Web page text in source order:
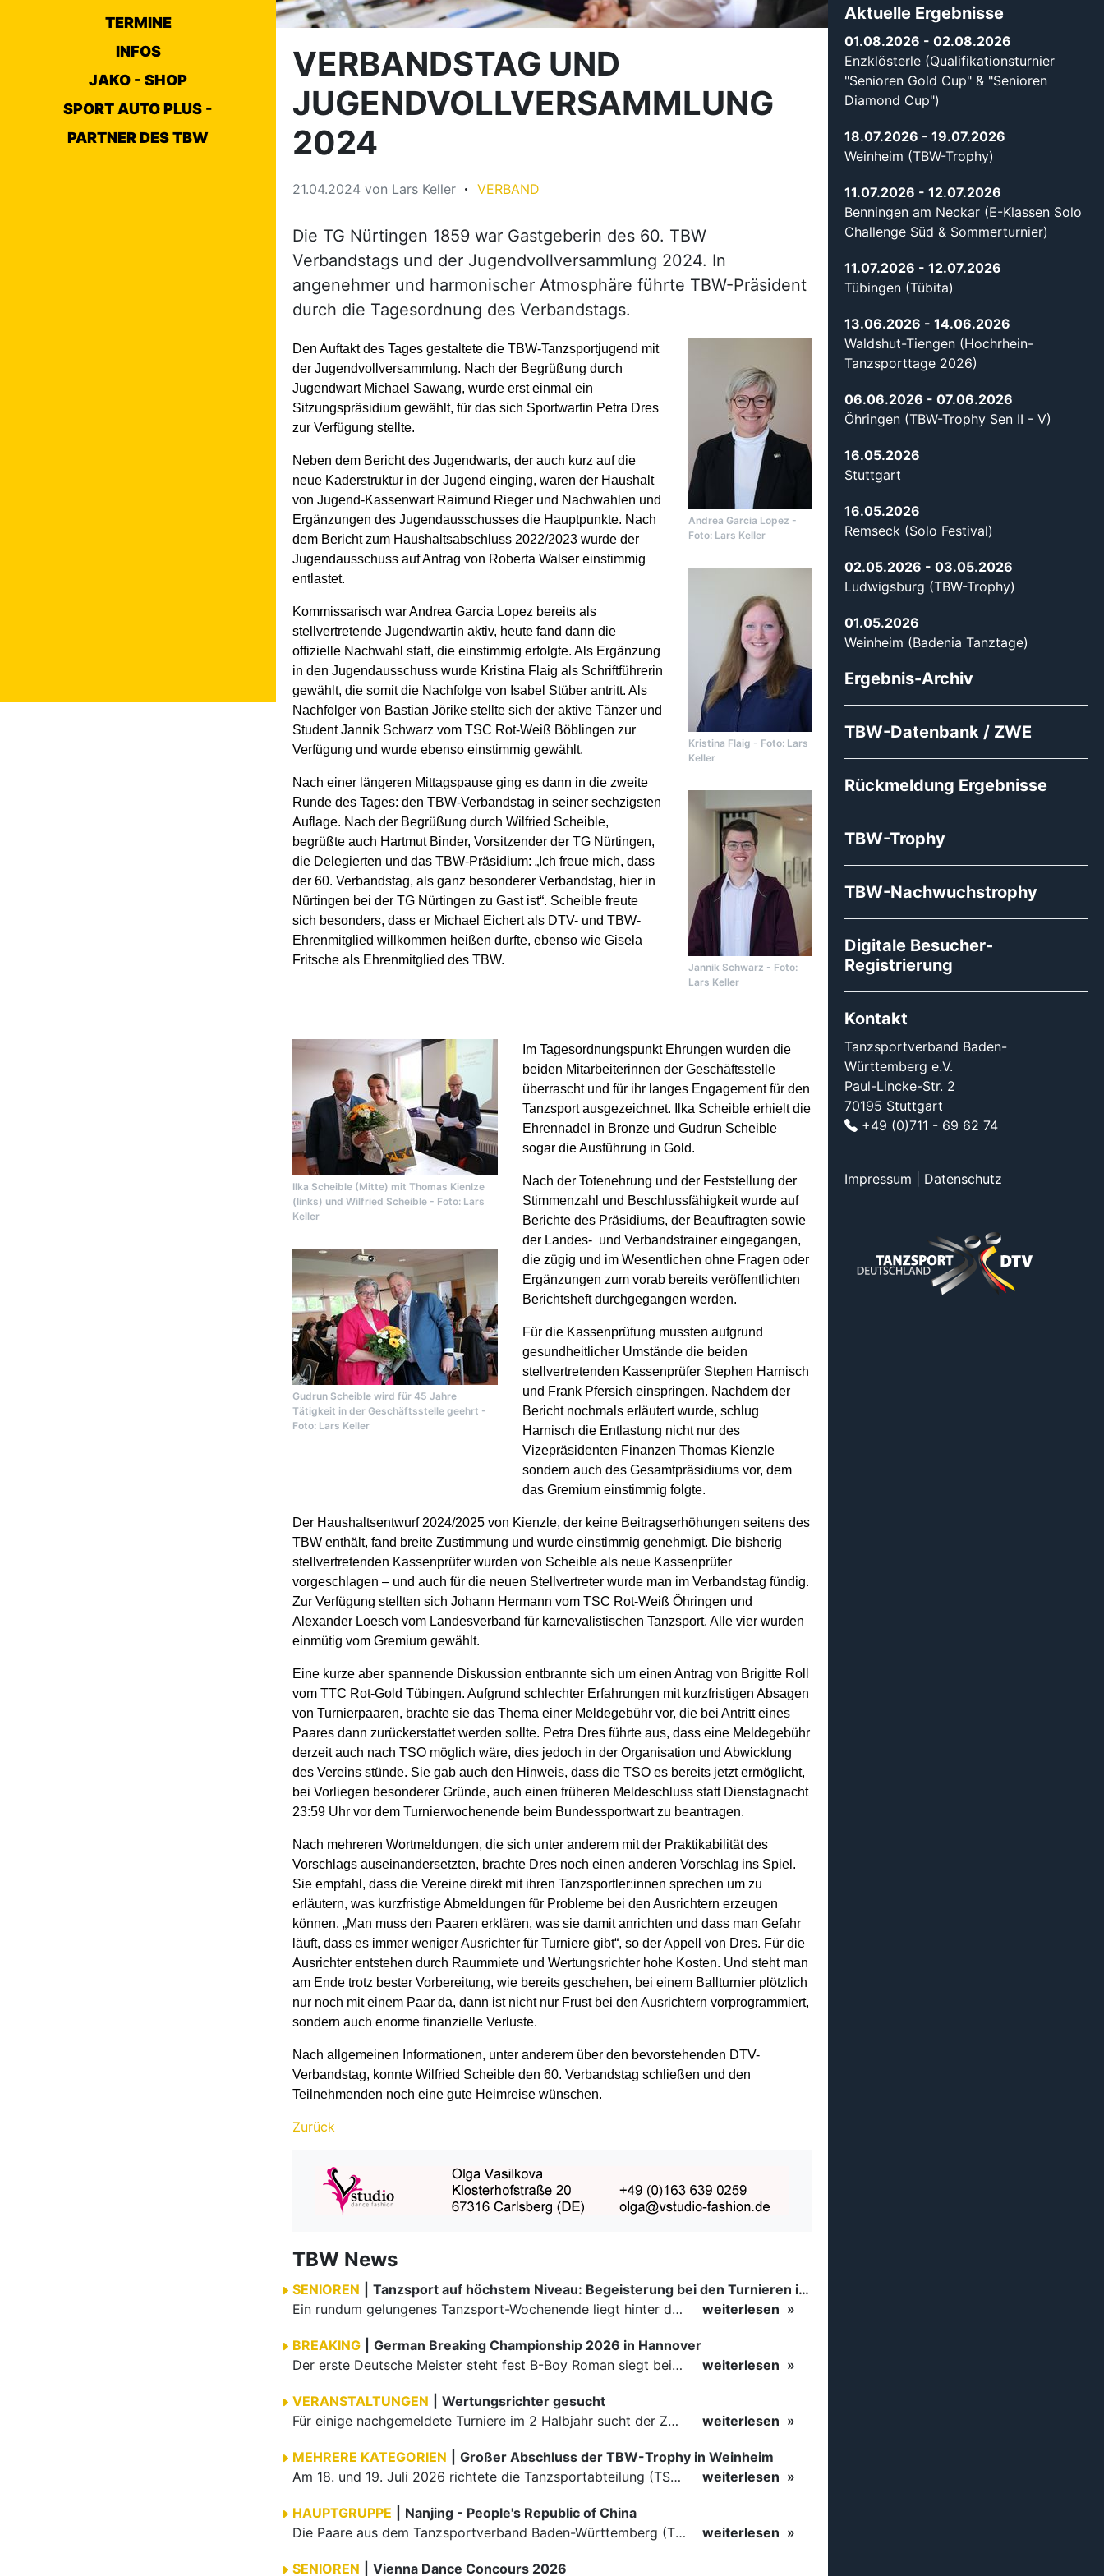
TERMINE
INFOS
JAKO - SHOP
SPORT AUTO PLUS -
PARTNER DES TBW
VERBANDSTAG UND
JUGENDVOLLVERSAMMLUNG
2024
21.04.2024 von Lars Keller VERBAND
Die TG Nürtingen 1859 war Gastgeberin des 60. TBW
Verbandstags und der Jugendvollversammlung 2024. In
angenehmer und harmonischer Atmosphäre führte TBW-Präsident
durch die Tagesordnung des Verbandstags.
Andrea Garcia Lopez -
Foto: Lars Keller
Kristina Flaig - Foto: Lars
Keller
Jannik Schwarz - Foto:
Lars Keller
Den Auftakt des Tages gestaltete die TBW-Tanzsportjugend mit
der Jugendvollversammlung. Nach der Begrüßung durch
Jugendwart Michael Sawang, wurde erst einmal ein
Sitzungspräsidium gewählt, für das sich Sportwartin Petra Dres
zur Verfügung stellte.
Neben dem Bericht des Jugendwarts, der auch kurz auf die
neue Kaderstruktur in der Jugend einging, waren der Haushalt
von Jugend-Kassenwart Raimund Rieger und Nachwahlen und
Ergänzungen des Jugendausschusses die Hauptpunkte. Nach
dem Bericht zum Haushaltsabschluss 2022/2023 wurde der
Jugendausschuss auf Antrag von Roberta Walser einstimmig
entlastet.
Kommissarisch war Andrea Garcia Lopez bereits als
stellvertretende Jugendwartin aktiv, heute fand dann die
offizielle Nachwahl statt, die einstimmig erfolgte. Als Ergänzung
in den Jugendausschuss wurde Kristina Flaig als Schriftführerin
gewählt, die somit die Nachfolge von Isabel Stüber antritt. Als
Nachfolger von Bastian Jörike stellte sich der aktive Tänzer und
Student Jannik Schwarz vom TSC Rot-Weiß Böblingen zur
Verfügung und wurde ebenso einstimmig gewählt.
Nach einer längeren Mittagspause ging es dann in die zweite
Runde des Tages: den TBW-Verbandstag in seiner sechzigsten
Auflage. Nach der Begrüßung durch Wilfried Scheible,
begrüßte auch Hartmut Binder, Vorsitzender der TG Nürtingen,
die Delegierten und das TBW-Präsidium: „Ich freue mich, dass
der 60. Verbandstag, als ganz besonderer Verbandstag, hier in
Nürtingen bei der TG Nürtingen zu Gast ist“. Scheible freute
sich besonders, dass er Michael Eichert als DTV- und TBW-
Ehrenmitglied willkommen heißen durfte, ebenso wie Gisela
Fritsche als Ehrenmitglied des TBW.
Ilka Scheible (Mitte) mit Thomas Kienlze
(links) und Wilfried Scheible - Foto: Lars
Keller
Gudrun Scheible wird für 45 Jahre
Tätigkeit in der Geschäftsstelle geehrt -
Foto: Lars Keller
Im Tagesordnungspunkt Ehrungen wurden die
beiden Mitarbeiterinnen der Geschäftsstelle
überrascht und für ihr langes Engagement für den
Tanzsport ausgezeichnet. Ilka Scheible erhielt die
Ehrennadel in Bronze und Gudrun Scheible
sogar die Ausführung in Gold.
Nach der Totenehrung und der Feststellung der
Stimmenzahl und Beschlussfähigkeit wurde auf
Berichte des Präsidiums, der Beauftragten sowie
der Landes- und Verbandstrainer eingegangen,
die zügig und im Wesentlichen ohne Fragen oder
Ergänzungen zum vorab bereits veröffentlichten
Berichtsheft durchgegangen werden.
Für die Kassenprüfung mussten aufgrund
gesundheitlicher Umstände die beiden
stellvertretenden Kassenprüfer Stephen Harnisch
und Frank Pfersich einspringen. Nachdem der
Bericht nochmals erläutert wurde, schlug
Harnisch die Entlastung nicht nur des
Vizepräsidenten Finanzen Thomas Kienzle
sondern auch des Gesamtpräsidiums vor, dem
das Gremium einstimmig folgte.
Der Haushaltsentwurf 2024/2025 von Kienzle, der keine Beitragserhöhungen seitens des
TBW enthält, fand breite Zustimmung und wurde einstimmig genehmigt. Die bisherig
stellvertretenden Kassenprüfer wurden von Scheible als neue Kassenprüfer
vorgeschlagen – und auch für die neuen Stellvertreter wurde man im Verbandstag fündig.
Zur Verfügung stellten sich Johann Hermann vom TSC Rot-Weiß Öhringen und
Alexander Loesch vom Landesverband für karnevalistischen Tanzsport. Alle vier wurden
einmütig vom Gremium gewählt.
Eine kurze aber spannende Diskussion entbrannte sich um einen Antrag von Brigitte Roll
vom TTC Rot-Gold Tübingen. Aufgrund schlechter Erfahrungen mit kurzfristigen Absagen
von Turnierpaaren, brachte sie das Thema einer Meldegebühr vor, die bei Antritt eines
Paares dann zurückerstattet werden sollte. Petra Dres führte aus, dass eine Meldegebühr
derzeit auch nach TSO möglich wäre, dies jedoch in der Organisation und Abwicklung
des Vereins stünde. Sie gab auch den Hinweis, dass die TSO es bereits jetzt ermöglicht,
bei Vorliegen besonderer Gründe, auch einen früheren Meldeschluss statt Dienstagnacht
23:59 Uhr vor dem Turnierwochenende beim Bundessportwart zu beantragen.
Nach mehreren Wortmeldungen, die sich unter anderem mit der Praktikabilität des
Vorschlags auseinandersetzten, brachte Dres noch einen anderen Vorschlag ins Spiel.
Sie empfahl, dass die Vereine direkt mit ihren Tanzsportler:innen sprechen um zu
erläutern, was kurzfristige Abmeldungen für Probleme bei den Ausrichtern erzeugen
können. „Man muss den Paaren erklären, was sie damit anrichten und dass man Gefahr
läuft, dass es immer weniger Ausrichter für Turniere gibt“, so der Appell von Dres. Für die
Ausrichter entstehen durch Raummiete und Wertungsrichter hohe Kosten. Und steht man
am Ende trotz bester Vorbereitung, wie bereits geschehen, bei einem Ballturnier plötzlich
nur noch mit einem Paar da, dann ist nicht nur Frust bei den Ausrichtern vorprogrammiert,
sondern auch enorme finanzielle Verluste.
Nach allgemeinen Informationen, unter anderem über den bevorstehenden DTV-
Verbandstag, konnte Wilfried Scheible den 60. Verbandstag schließen und den
Teilnehmenden noch eine gute Heimreise wünschen.
Zurück
TBW News
SENIOREN
Tanzsport auf höchstem Niveau: Begeisterung bei den Turnieren in…
Ein rundum gelungenes Tanzsport-Wochenende liegt hinter den Paaren und Organisatoren in Enzklösterle. Am 1. und 2. August 2026 verwandelte sich die Festhalle wieder in einen lebendigen Mittelpunkt des…
weiterlesen
BREAKING
German Breaking Championship 2026 in Hannover
Der erste Deutsche Meister steht fest B-Boy Roman siegt bei den Juniors
weiterlesen
VERANSTALTUNGEN
Wertungsrichter gesucht
Für einige nachgemeldete Turniere im 2 Halbjahr sucht der ZWE noch Wertungsrichter.
weiterlesen
MEHRERE KATEGORIEN
Großer Abschluss der TBW-Trophy in Weinheim
Am 18. und 19. Juli 2026 richtete die Tanzsportabteilung (TSA) der TSG 1862 Weinheim das Abschlussturnier der diesjährigen TBW-Trophy-Serie aus. Zum traditionellen Saisonfinale kamen rund 400 Starts über…
weiterlesen
HAUPTGRUPPE
Nanjing - People's Republic of China
Die Paare aus dem Tanzsportverband Baden-Württemberg (TBW) haben beim hochklassig besetzten WDSF GrandSlam im chinesischen Nanjing wieder einmal auf internationalem Top-Niveau geglänzt. Das…
weiterlesen
SENIOREN Vienna Dance Concours 2026
Aktuelle Ergebnisse
01.08.2026 - 02.08.2026
Enzklösterle (Qualifikationsturnier
"Senioren Gold Cup" & "Senioren
Diamond Cup")
18.07.2026 - 19.07.2026
Weinheim (TBW-Trophy)
11.07.2026 - 12.07.2026
Benningen am Neckar (E-Klassen Solo
Challenge Süd & Sommerturnier)
11.07.2026 - 12.07.2026
Tübingen (Tübita)
13.06.2026 - 14.06.2026
Waldshut-Tiengen (Hochrhein-
Tanzsporttage 2026)
06.06.2026 - 07.06.2026
Öhringen (TBW-Trophy Sen II - V)
16.05.2026
Stuttgart
16.05.2026
Remseck (Solo Festival)
02.05.2026 - 03.05.2026
Ludwigsburg (TBW-Trophy)
01.05.2026
Weinheim (Badenia Tanztage)
Ergebnis-Archiv
TBW-Datenbank / ZWE
Rückmeldung Ergebnisse
TBW-Trophy
TBW-Nachwuchstrophy
Digitale Besucher-
Registrierung
Kontakt
Tanzsportverband Baden-
Württemberg e.V.
Paul-Lincke-Str. 2
70195 Stuttgart
+49 (0)711 - 69 62 74
Impressum Datenschutz